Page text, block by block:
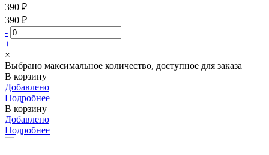
390 ₽
390 ₽
-
+
×
Выбрано максимальное количество, доступное для заказа
В корзину
Добавлено
Подробнее
В корзину
Добавлено
Подробнее